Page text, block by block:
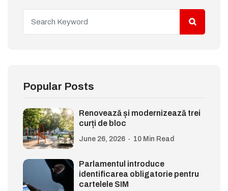
Popular Posts
Renovează și modernizează trei
curți de bloc
June 26, 2026 10 Min Read
Parlamentul introduce
identificarea obligatorie pentru
cartelele SIM